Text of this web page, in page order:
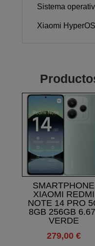
Sistema
Xiaomi HyperOS
SMARTPHONE
XIAOMI REDMI
NOTE 14 PRO
8GB 256GB
VERDE
279,00 €